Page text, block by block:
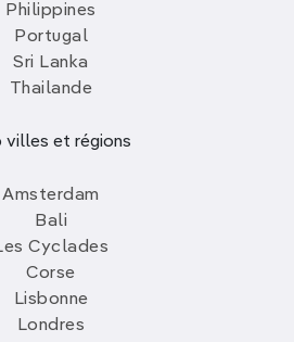
Philippines
Portugal
Sri Lanka
Thailande
villes et régions
Amsterdam
Bali
Cyclades
Corse
Lisbonne
Londres